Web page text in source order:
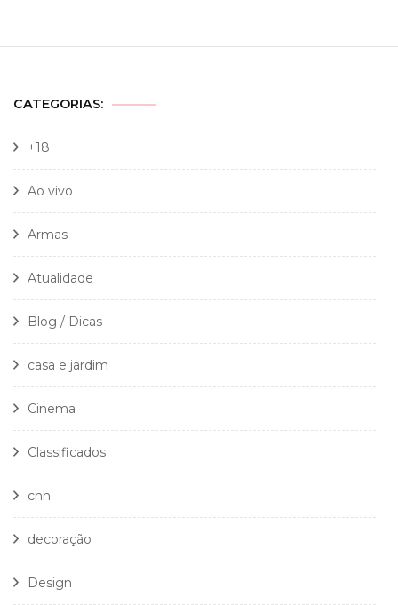
CATEGORIAS:
+18
Ao vivo
Armas
Atualidade
Blog / Dicas
casa e jardim
Cinema
Classificados
cnh
decoração
Design